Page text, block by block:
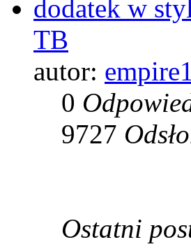
dodatek w
TB
autor:
0
9727
Ostatni